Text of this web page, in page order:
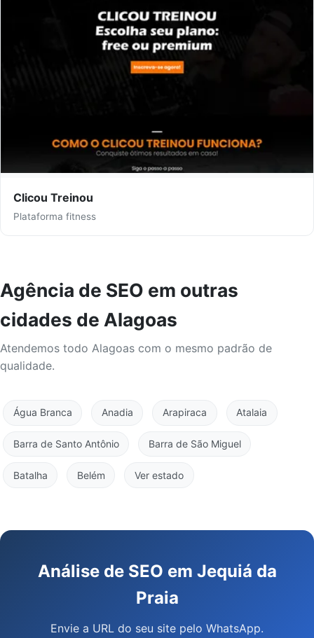
Clicou Treinou
Plataforma fitness
Agência de SEO em outras
cidades de Alagoas
Atendemos todo Alagoas com o mesmo padrão de
qualidade.
Água Branca Anadia Arapiraca Atalaia
Barra de Santo Antônio Barra de São Miguel
Batalha Belém Ver estado
Análise de SEO em Jequiá da
Praia
Envie a URL do seu site pelo WhatsApp.